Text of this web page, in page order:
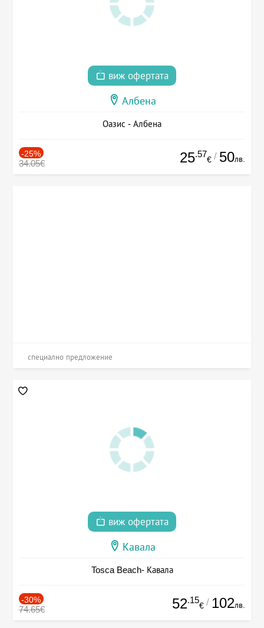
виж офертата
Албена
Оазис - Албена
-25%
34.05€ 25.57
€ / 50лв.
специално предложение
виж офертата
Кавала
Tosca Beach- Кавала
-30%
74.65€ 52.15
€ / 102лв.